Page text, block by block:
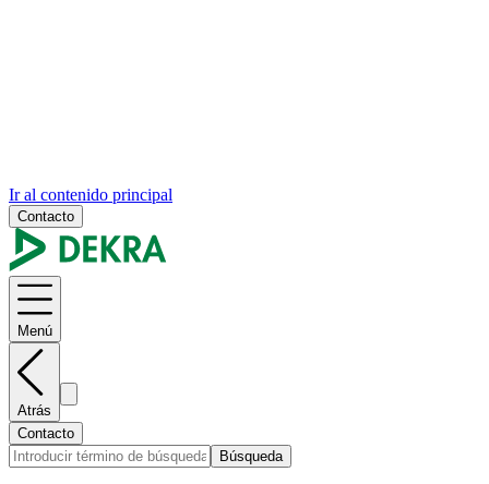
Ir al contenido principal
Contacto
Menú
Atrás
Contacto
Búsqueda